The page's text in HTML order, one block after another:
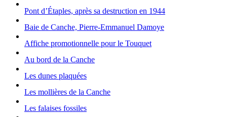
Pont d’Étaples, après sa destruction en 1944
Baie de Canche, Pierre-Emmanuel Damoye
Affiche promotionnelle pour le Touquet
Au bord de la Canche
Les dunes plaquées
Les mollières de la Canche
Les falaises fossiles